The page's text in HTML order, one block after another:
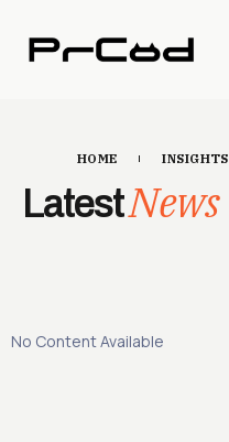
HOME INSIGHTS
LatestNews
No Content Available